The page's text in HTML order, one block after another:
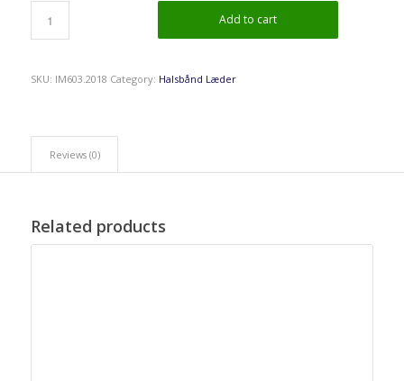
Add to cart
SKU: IM603.2018 Category: Halsbånd Læder
Reviews (0)
Related products